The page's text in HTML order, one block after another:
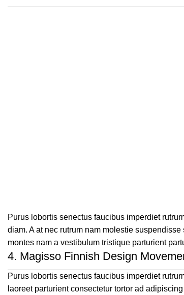
Purus lobortis senectus faucibus imperdiet
diam. A at nec rutrum nam molestie
montes nam a vestibulum tristique parturient
4. Magisso Finnish Design
Purus lobortis senectus faucibus imperdiet
laoreet parturient consectetur tortor ad